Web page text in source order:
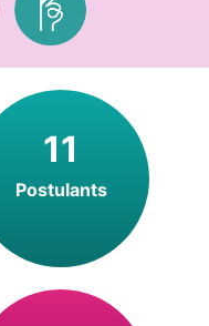
11
Postulants